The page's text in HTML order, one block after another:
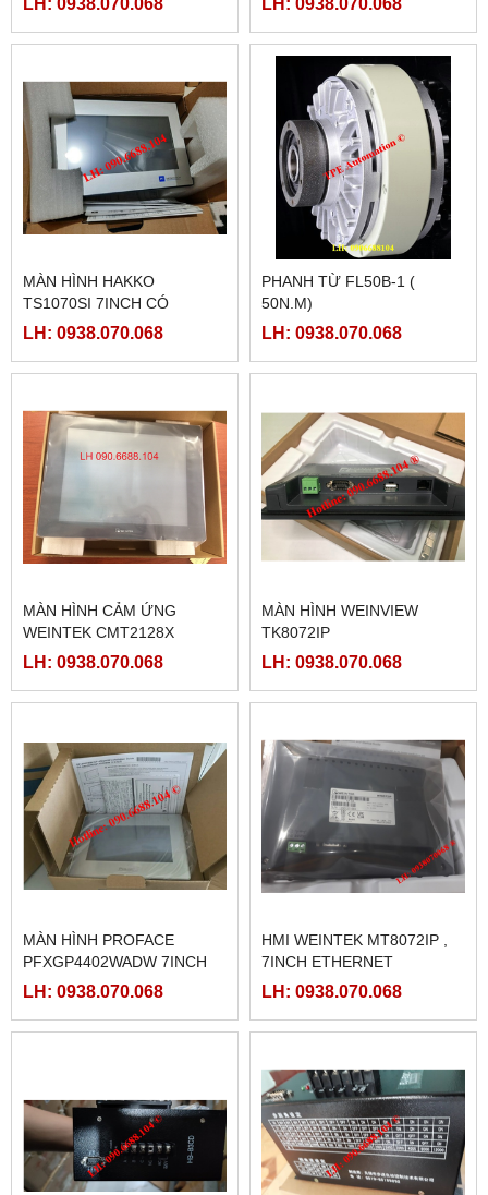
MÀN HÌNH HAKKO
TS1070SI 7INCH CÓ
ETHERNET
LH: 0938.070.068
PHANH TỪ FL50B-1 (
50N.M)
LH: 0938.070.068
MÀN HÌNH CẢM ỨNG
WEINTEK CMT2128X
LH: 0938.070.068
MÀN HÌNH WEINVIEW
TK8072IP
LH: 0938.070.068
MÀN HÌNH PROFACE
PFXGP4402WADW 7INCH
LH: 0938.070.068
HMI WEINTEK MT8072IP ,
7INCH ETHERNET
LH: 0938.070.068